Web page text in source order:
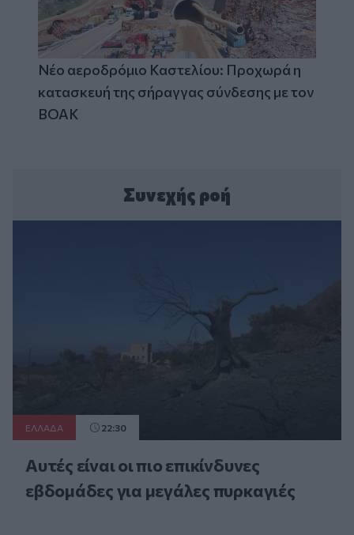
Νέο αεροδρόμιο Καστελίου: Προχωρά η
κατασκευή της σήραγγας σύνδεσης με τον
ΒΟΑΚ
Συνεχής ροή
ΕΛΛAΔΑ 22:30
Αυτές είναι οι πιο επικίνδυνες
εβδομάδες για μεγάλες πυρκαγιές